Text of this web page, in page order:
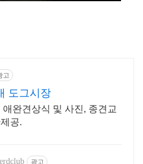
고
도그시장
완견상식 및 사진, 종견교
공.
광고